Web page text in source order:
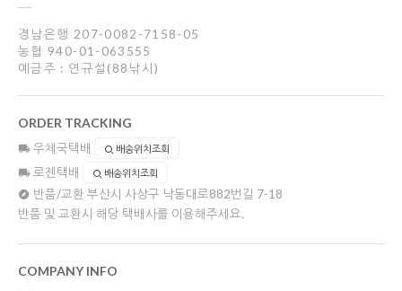
경남은행 207-0082-7158-05
농협 940-01-063555
예금주 : 연규설(88낚시)
ORDER TRACKING
우체국택배 배송위치조회
로젠택배 배송위치조회
반품/교환 부산시 사상구 낙동대로882번길 7-18
반품 및 교환시 해당 택배사를 이용해주세요.
COMPANY INFO